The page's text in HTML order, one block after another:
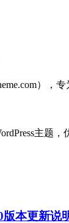
），专
主题，
本更新说